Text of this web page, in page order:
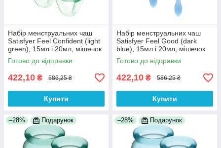
Набір менструальних чаш
Satisfyer Feel Confident (light
green), 15мл і 20мл, мішечок
для зберігання 100%
Анонімності
Готово до відправки
422,10 ₴ 586,25 ₴
Купити
Набір менструальних чаш
Satisfyer Feel Good (dark
blue), 15мл і 20мл, мішечок
для зберігання 100%
Анонімності
Готово до відправки
422,10 ₴ 586,25 ₴
Купити
–28% Подарунок –28% Подарунок